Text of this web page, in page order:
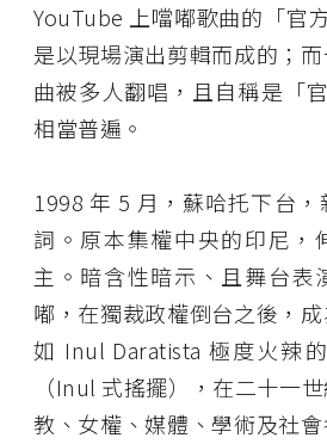
YouTube 上噹嘟歌曲的「官
是以現場演出剪輯而成的；
曲被多人翻唱，且自稱是「
相當普遍。
1998 年 5 月，蘇哈托下台
詞。原本集權中央的印尼，
主。暗含性暗示、且舞台表
嘟，在獨裁政權倒台之後，
如 Inul Daratista 極度火辣
（Inul 式搖擺），在二十一
教、女權、媒體、學術及社